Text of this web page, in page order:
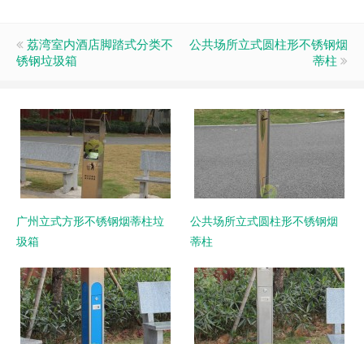
荔湾室内酒店脚踏式分类不
锈钢垃圾箱
公共场所立式圆柱形不锈钢烟
蒂柱
广州立式方形不锈钢烟蒂柱垃
圾箱
公共场所立式圆柱形不锈钢烟
蒂柱